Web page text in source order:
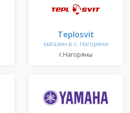
Teplosvit
магазин в с. Нагоряни
г.Нагоряны